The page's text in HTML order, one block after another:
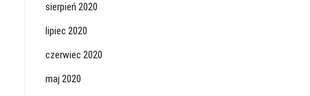
sierpień 2020
lipiec 2020
czerwiec 2020
maj 2020